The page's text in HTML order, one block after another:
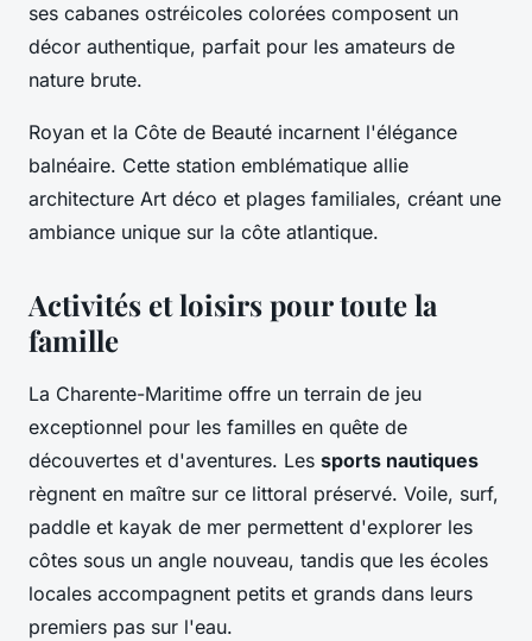
ses cabanes ostréicoles colorées composent un
décor authentique, parfait pour les amateurs de
nature brute.
Royan et la Côte de Beauté incarnent l'élégance
balnéaire. Cette station emblématique allie
architecture Art déco et plages familiales, créant une
ambiance unique sur la côte atlantique.
Activités et loisirs pour toute la
famille
La Charente-Maritime offre un terrain de jeu
exceptionnel pour les familles en quête de
découvertes et d'aventures. Les sports nautiques
règnent en maître sur ce littoral préservé. Voile, surf,
paddle et kayak de mer permettent d'explorer les
côtes sous un angle nouveau, tandis que les écoles
locales accompagnent petits et grands dans leurs
premiers pas sur l'eau.